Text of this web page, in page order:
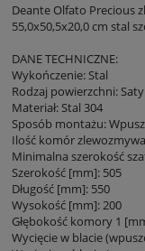
Deante Olfato Precious
55,0x50,5x20,0 cm stal
DANE TECHNICZNE:
Wykończenie: Stal
Rodzaj powierzchni:
Materiał: Stal 304
Sposób montażu:
Ilość komór
Minimalna szerokość
Szerokość [mm]: 505
Długość [mm]: 550
Wysokość [mm]: 200
Głębokość komory 1
Wycięcie w blacie